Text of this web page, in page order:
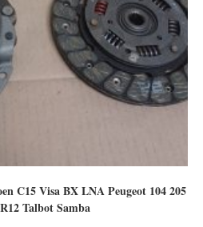
C15 Visa BX LNA Peugeot 104 205
Talbot Samba